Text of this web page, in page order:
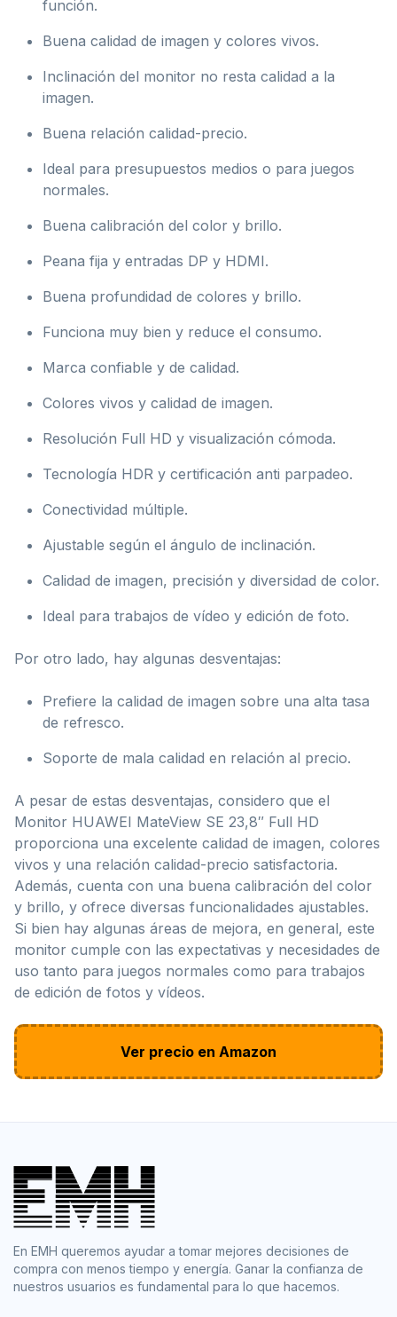
función.
Buena calidad de imagen y colores vivos.
Inclinación del monitor no resta calidad a la
imagen.
Buena relación calidad-precio.
Ideal para presupuestos medios o para juegos
normales.
Buena calibración del color y brillo.
Peana fija y entradas DP y HDMI.
Buena profundidad de colores y brillo.
Funciona muy bien y reduce el consumo.
Marca confiable y de calidad.
Colores vivos y calidad de imagen.
Resolución Full HD y visualización cómoda.
Tecnología HDR y certificación anti parpadeo.
Conectividad múltiple.
Ajustable según el ángulo de inclinación.
Calidad de imagen, precisión y diversidad de color.
Ideal para trabajos de vídeo y edición de foto.
Por otro lado, hay algunas desventajas:
Prefiere la calidad de imagen sobre una alta tasa
de refresco.
Soporte de mala calidad en relación al precio.
A pesar de estas desventajas, considero que el
Monitor HUAWEI MateView SE 23,8″ Full HD
proporciona una excelente calidad de imagen, colores
vivos y una relación calidad-precio satisfactoria.
Además, cuenta con una buena calibración del color
y brillo, y ofrece diversas funcionalidades ajustables.
Si bien hay algunas áreas de mejora, en general, este
monitor cumple con las expectativas y necesidades de
uso tanto para juegos normales como para trabajos
de edición de fotos y vídeos.
Ver precio en Amazon
En EMH queremos ayudar a tomar mejores decisiones de
compra con menos tiempo y energía. Ganar la confianza de
nuestros usuarios es fundamental para lo que hacemos.